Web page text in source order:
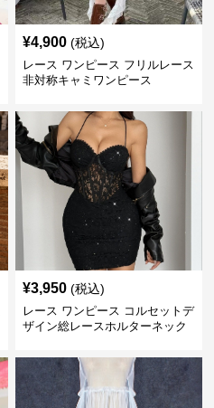
¥4,900 (税込)
レース ワンピース フリルレース
非対称キャミワンピース
¥3,950 (税込)
レース ワンピース コルセットデ
ザイン総レースホルターネック